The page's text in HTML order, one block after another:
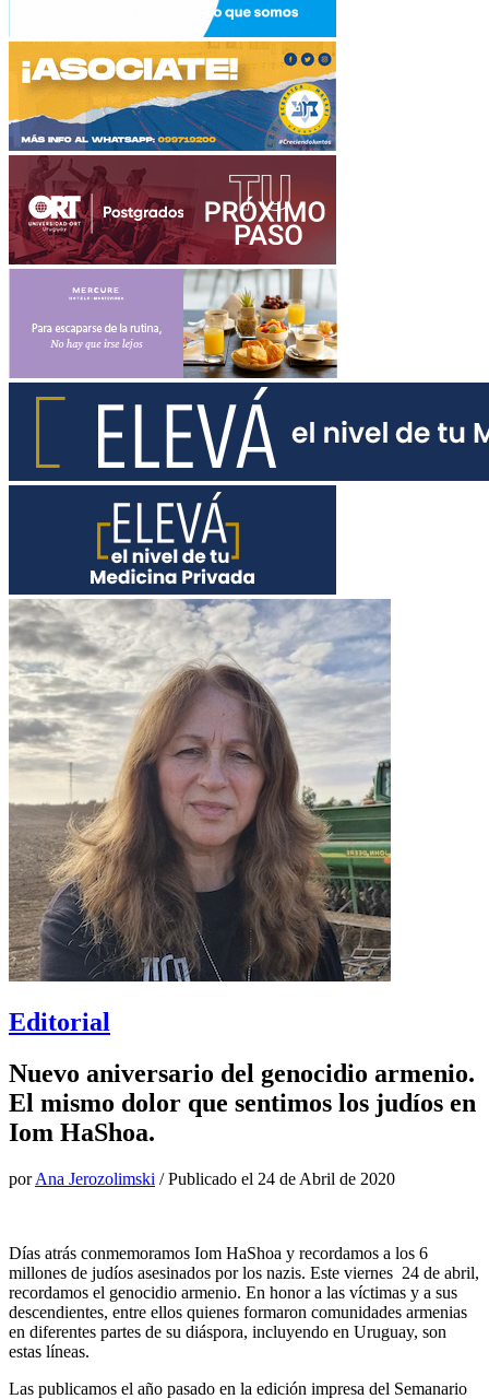
Editorial
Nuevo aniversario del genocidio armenio.
El mismo dolor que sentimos los judíos en
Iom HaShoa.
porAna Jerozolimski / Publicado el 24 de Abril de 2020
Días atrás conmemoramos Iom HaShoa y recordamos a los 6
millones de judíos asesinados por los nazis. Este viernes 24 de abril,
recordamos el genocidio armenio. En honor a las víctimas y a sus
descendientes, entre ellos quienes formaron comunidades armenias
en diferentes partes de su diáspora, incluyendo en Uruguay, son
estas líneas.
Las publicamos el año pasado en la edición impresa del Semanario